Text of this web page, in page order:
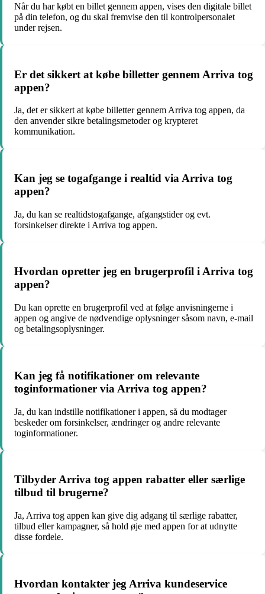
Når du har købt en billet gennem appen, vises den digitale billet
på din telefon, og du skal fremvise den til kontrolpersonalet
under rejsen.
Er det sikkert at købe billetter gennem Arriva tog
appen?
Ja, det er sikkert at købe billetter gennem Arriva tog appen, da
den anvender sikre betalingsmetoder og krypteret
kommunikation.
Kan jeg se togafgange i realtid via Arriva tog
appen?
Ja, du kan se realtidstogafgange, afgangstider og evt.
forsinkelser direkte i Arriva tog appen.
Hvordan opretter jeg en brugerprofil i Arriva tog
appen?
Du kan oprette en brugerprofil ved at følge anvisningerne i
appen og angive de nødvendige oplysninger såsom navn, e-mail
og betalingsoplysninger.
Kan jeg få notifikationer om relevante
toginformationer via Arriva tog appen?
Ja, du kan indstille notifikationer i appen, så du modtager
beskeder om forsinkelser, ændringer og andre relevante
toginformationer.
Tilbyder Arriva tog appen rabatter eller særlige
tilbud til brugerne?
Ja, Arriva tog appen kan give dig adgang til særlige rabatter,
tilbud eller kampagner, så hold øje med appen for at udnytte
disse fordele.
Hvordan kontakter jeg Arriva kundeservice